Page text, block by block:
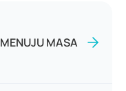
MASA